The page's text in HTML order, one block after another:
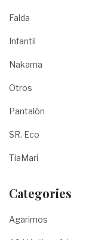
Falda
Infantil
Nakama
Otros
Pantalón
SR. Eco
TiaMari
Categories
Agarimos